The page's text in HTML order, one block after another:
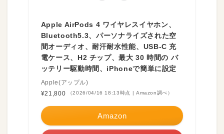
Apple AirPods 4 ワイヤレスイヤホン、
Bluetooth5.3、パーソナライズされた空
間オーディオ、耐汗耐水性能、USB-C 充
電ケース、H2 チップ、最大 30 時間の バ
ッテリー駆動時間、iPhoneで簡単に設定
Apple(アップル)
¥21,800
（2026/04/16 18:13時点 | Amazon調べ）
Amazon